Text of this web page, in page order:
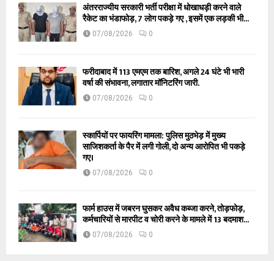
अंतरराज्यीय सरकारी भर्ती परीक्षा में धोखाधड़ी करने वाले
रैकेट का भंडाफोड़, 7 लोग पकड़े गए , इसमें एक लड़की भी...
07/08/2026 0
फरीदाबाद में 113 एमएम तक बारिश, अगले 24 घंटे भी भारी
वर्षा की संभावना, लगातार मॉनिटरिंग जारी.
07/08/2026 0
स्कार्पियों पर फायरिंग मामला: पुलिस मुठभेड़ में मुख्य
साजिशकर्ता के पैर में लगी गोली, दो अन्य आरोपित भी पकड़े
गए।
07/08/2026 0
फार्म हाउस में जबरन घुसकर अवैध कब्जा करने, तोड़फोड़,
कर्मचारियों से मारपीट व चोरी करने के मामले में 13 बदमाश...
07/08/2026 0